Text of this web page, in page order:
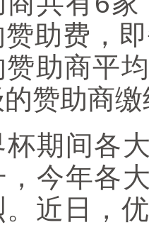
赞助费，
赞助商平
赞助商
杯期间各
，今年各
。近日，